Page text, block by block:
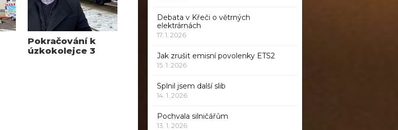
Pokračování k
úzkokolejce 3
Debata v Křeči o větrných
elektrárnách
17. 1. 2026
Jak zrušit emisní povolenky ETS2
15. 1. 2026
Splnil jsem další slib
14. 1. 2026
Pochvala silničářům
13. 1. 2026